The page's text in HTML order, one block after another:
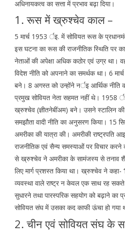
अधिनायकत्व का सत्ता में प्रभाव बढ़ा दिया।
1. रूस में ख्रुश्चेव काल –
5 मार्च 1953 र्इ. में सोवियत रूस के
इस घटना का रूस की राजनीतिक स्थिति पर
नेताओं की अपेक्षा अधिक कठोर एवं उग्र था।
विदेश नीति को अपनाने का समर्थक था। 6
बने। 8 अगस्त को उन्होंने नर्इ आर्थिक नीति
प्रमुख सोवियत नेता सहमत नहीं थे। 1958
ख्रुश्चेव (ज्ञीतनेबींअम) बने। उसने स्टालिन की
समझौता वादी नीति का अनुसरण किया।
अमरीका की यात्रा की। अमरीकी राष्ट्रपति
राजनीतिक एवं सैन्य समस्याओं पर विचार
से ख्रुश्चेव ने अमरीका के सामंजस्य से तनाव
लिए मार्ग प्रशस्त किया था। ख्रुश्चेव ने कहा-
व्यवस्था वाले राष्ट्र न केवल एक साथ रह
सुधारने तथा पारस्परिक सहयोग को बढ़ाने का
सोवियत संघ में उसका कद काफी ऊंचा हो गया
2. चीन एवं सोवियत संघ के